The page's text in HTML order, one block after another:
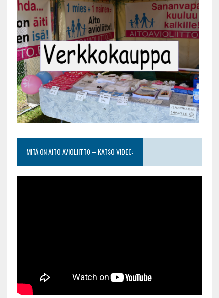
MITÄ ON AITO AVIOLIITTO – KATSO VIDEO: